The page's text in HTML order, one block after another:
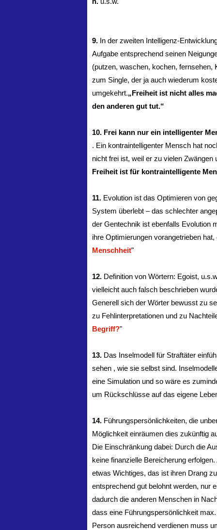
9. In der zweiten Intelligenz-
Aufgabe entsprechend seinen
(putzen, waschen, kochen, fernsehen,
zum Single, der ja auch wiederum
umgekehrt.„Freiheit ist nicht alles
den anderen gut tut.“
10. Frei kann nur ein intelligenter
. Ein kontraintelligenter Mensch hat
nicht frei ist, weil er zu vielen
Freiheit ist für kontraintelligente
11. Evolution ist das Optimieren von
System überlebt – das schlechter
der Gentechnik ist ebenfalls Evolution
ihre Optimierungen vorangetrieben
Menschheit"
12. Definition von Wörtern: Egoist,
vielleicht auch falsch beschrieben
Generell sich der Wörter bewusst zu
zu Fehlinterpretationen und zu
Begriff?"
13. Das Inselmodell für Straftäter
sehen , wie sie selbst sind.
eine Simulation und so wäre es
um Rückschlüsse auf das eigene
14. Führungspersönlichkeiten, die
Möglichkeit einräumen dies zukünftig
Die Einschränkung dabei: Durch die
keine finanzielle Bereicherung
etwas Wichtiges, das ist ihren Drang
entsprechend gut belohnt werden, nur
dadurch die anderen Menschen in
dass eine Führungspersönlichkeit
Person ausreichend verdienen muss